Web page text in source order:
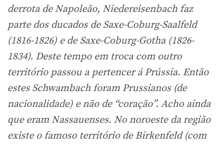
derrota de Napoleão, Niedereisenbach faz
parte dos ducados de Saxe-Coburg-Saalfeld
(1816-1826) e de Saxe-Coburg-Gotha (1826-
1834). Deste tempo em troca com outro
território passou a pertencer á Prússia. Então
estes Schwambach foram Prussianos (de
nacionalidade) e não de “coração”. Acho ainda
que eram Nassauenses. No noroeste da região
existe o famoso território de Birkenfeld (com